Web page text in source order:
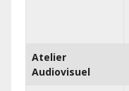
Atelier
Audiovisuel